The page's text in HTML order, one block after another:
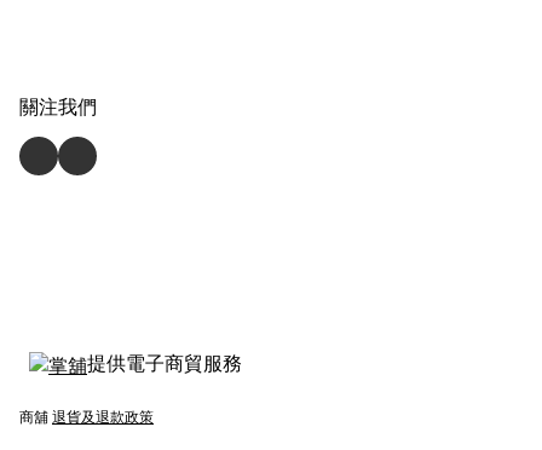
關注我們
提供電子商貿服務
商舖 退貨及退款政策